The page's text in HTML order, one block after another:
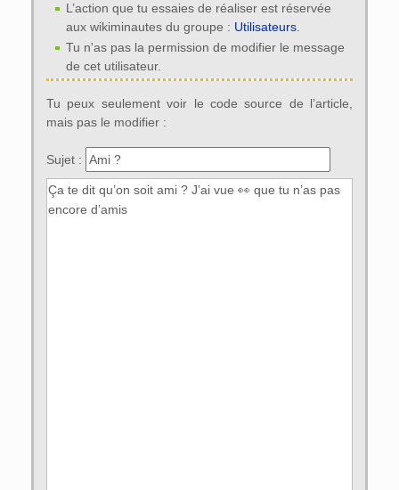
L’action que tu essaies de réaliser est réservée
aux wikiminautes du groupe : Utilisateurs.
Tu n'as pas la permission de modifier le message
de cet utilisateur.
Tu peux seulement voir le code source de l’article,
mais pas le modifier :
Sujet :